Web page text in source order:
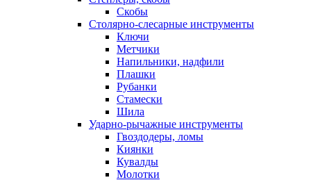
Скобы
Столярно-слесарные инструменты
Ключи
Метчики
Напильники, надфили
Плашки
Рубанки
Стамески
Шила
Ударно-рычажные инструменты
Гвоздодеры, ломы
Киянки
Кувалды
Молотки